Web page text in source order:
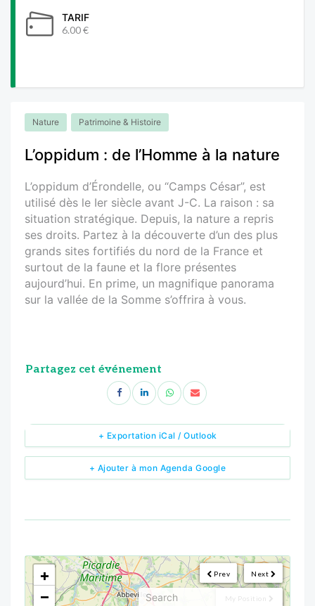
TARIF
6.00 €
Nature Patrimoine & Histoire
L’oppidum : de l’Homme à la nature
L’oppidum d’Érondelle, ou “Camps César”, est
utilisé dès le Ier siècle avant J-C. La raison : sa
situation stratégique. Depuis, la nature a repris
ses droits. Partez à la découverte d’un des plus
grands sites fortifiés du nord de la France et
surtout de la faune et la flore présentes
aujourd’hui. En prime, un magnifique panorama
sur la vallée de la Somme s’offrira à vous.
Partagez cet événement
+ Ajouter à mon Agenda Google
+ Exportation iCal / Outlook
Next
Prev
My Position
<!---->
+
−